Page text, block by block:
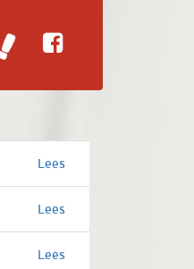
Lees
Lees
Lees